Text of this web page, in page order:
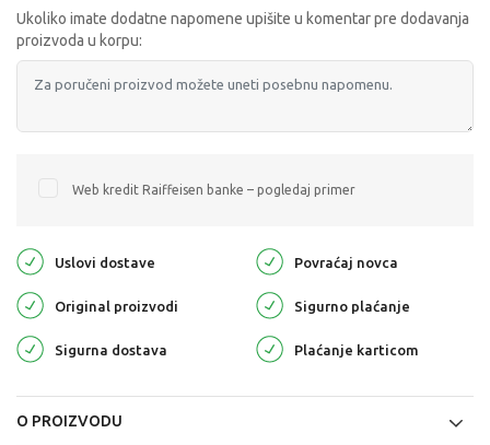
Ukoliko imate dodatne napomene upišite u komentar pre dodavanja
proizvoda u korpu:
Web kredit Raiffeisen banke – pogledaj primer
Uslovi dostave Povraćaj novca
Original proizvodi Sigurno plaćanje
Sigurna dostava Plaćanje karticom
O PROIZVODU